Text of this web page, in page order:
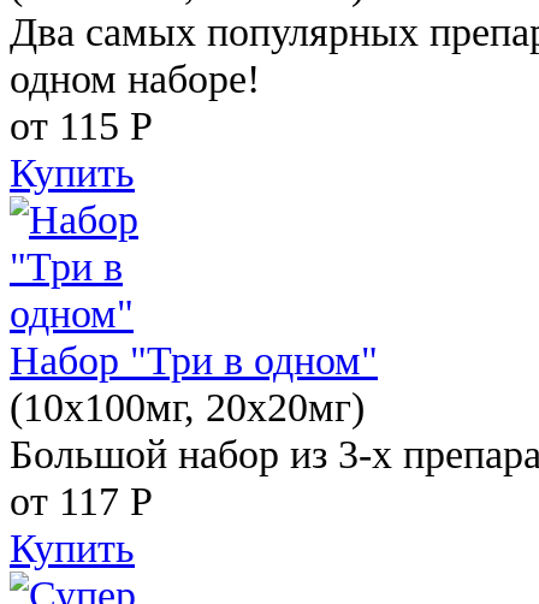
Два самых популярных
одном наборе!
от 115 Р
Купить
Набор "Три в одном"
(10x100мг, 20x20мг)
Большой набор из 3-х
от 117 Р
Купить